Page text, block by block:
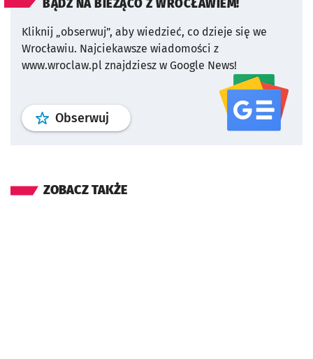
BĄDŹ NA BIEŻĄCO Z WROCŁAWIEM!
Kliknij „obserwuj”, aby wiedzieć, co dzieje się we
Wrocławiu. Najciekawsze wiadomości z
www.wroclaw.pl znajdziesz w Google News!
Obserwuj profil serwisu
ZOBACZ TAKŻE